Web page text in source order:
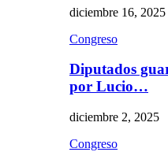
diciembre 16, 2025
Congreso
Diputados
por Lucio…
diciembre 2, 2025
Congreso